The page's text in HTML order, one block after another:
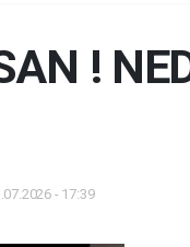
!
- 17:39